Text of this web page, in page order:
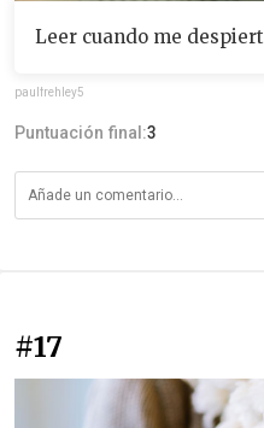
Leer cuando me
paulfrehley5
Puntuación final:3
#17